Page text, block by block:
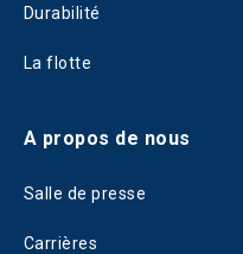
Durabilité
La flotte
A propos de nous
Salle de presse
Carrières